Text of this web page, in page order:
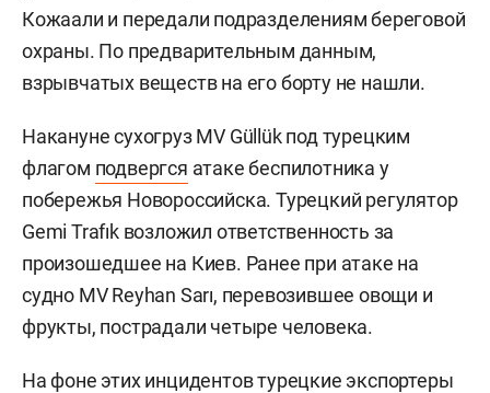
Кожаали и передали подразделениям береговой
охраны. По предварительным данным,
взрывчатых веществ на его борту не нашли.
Накануне сухогруз MV Güllük под турецким
флагом подвергся атаке беспилотника у
побережья Новороссийска. Турецкий регулятор
Gemi Trafık возложил ответственность за
произошедшее на Киев. Ранее при атаке на
судно MV Reyhan Sarı, перевозившее овощи и
фрукты, пострадали четыре человека.
На фоне этих инцидентов турецкие экспортеры